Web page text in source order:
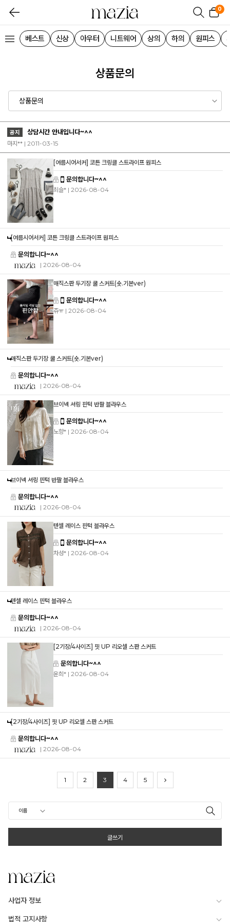
0
베스트 신상 아우터 니트웨어 상의 하의 원피스
상품문의
공지 상담시간 안내입니다~^^
마지** | 2011-03-15
[여름시어서커] 코튼 크링클 스트라이프 원피스
문의합니다~^^
최슬* | 2026-08-04
[여름시어서커] 코튼 크링클 스트라이프 원피스
문의합니다~^^
| 2026-08-04
매직스판 두기장 쿨 스커트(숏.기본ver)
문의합니다~^^
쥬ㅠ | 2026-08-04
매직스판 두기장 쿨 스커트(숏.기본ver)
문의합니다~^^
| 2026-08-04
브이넥 셔링 핀턱 반팔 블라우스
문의합니다~^^
노향* | 2026-08-04
브이넥 셔링 핀턱 반팔 블라우스
문의합니다~^^
| 2026-08-04
텐셀 레이스 핀턱 블라우스
문의합니다~^^
차성* | 2026-08-04
텐셀 레이스 핀턱 블라우스
문의합니다~^^
| 2026-08-04
[2기장/4사이즈] 핏 UP 리오셀 스판 스커트
문의합니다~^^
윤희* | 2026-08-04
[2기장/4사이즈] 핏 UP 리오셀 스판 스커트
문의합니다~^^
| 2026-08-04
1 2 3 4 5
글쓰기
사업자 정보
법적 고지사항